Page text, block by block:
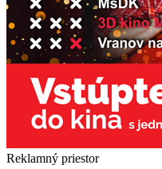
Reklamný priestor